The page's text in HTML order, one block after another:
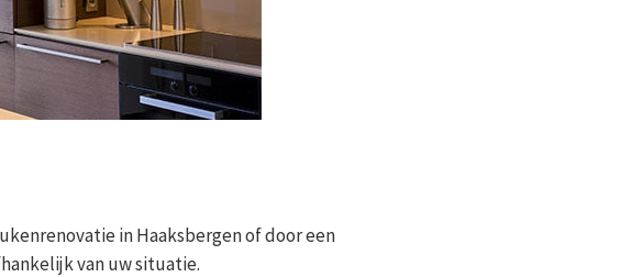
in Haaksbergen of door een
van uw situatie.